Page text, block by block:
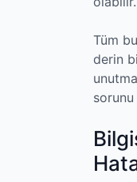
Tüm
derin